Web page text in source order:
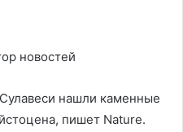
новостей
нашли каменные
пишет Nature.